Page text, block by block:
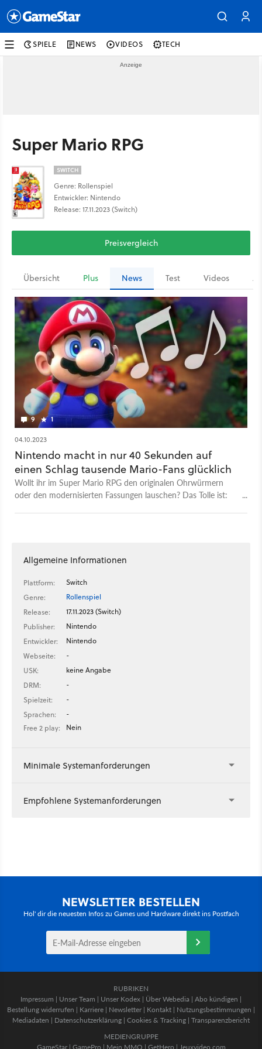
SPIELE NEWS VIDEOS TECH
Super Mario RPG
SWITCH
Genre: Rollenspiel
Entwickler: Nintendo
Release: 17.11.2023 (Switch)
Preisvergleich
Übersicht Plus News Test Videos
9 1
04.10.2023
Nintendo macht in nur 40 Sekunden auf
einen Schlag tausende Mario-Fans glücklich
Wollt ihr im Super Mario RPG den originalen Ohrwürmern
oder den modernisierten Fassungen lauschen? Das Tolle ist:
Allgemeine Informationen
Plattform:
Switch
Genre:
Rollenspiel
Release:
17.11.2023 (Switch)
Publisher:
Nintendo
Entwickler:
Nintendo
Webseite:
-
USK:
keine Angabe
DRM:
-
Spielzeit:
-
Sprachen:
-
Free 2 play:
Nein
Minimale Systemanforderungen
Empfohlene Systemanforderungen
NEWSLETTER BESTELLEN
Hol' dir die neuesten Infos zu Games und Hardware direkt ins Postfach
RUBRIKEN
Impressum | Unser Team | Unser Kodex | Über Webedia | Abo kündigen |
Bestellung widerrufen | Karriere | Newsletter | Kontakt | Nutzungsbestimmungen |
Mediadaten | Datenschutzerklärung | Cookies & Tracking | Transparenzbericht
MEDIENGRUPPE
GameStar| GamePro | Mein MMO | GetHero | Jeuxvideo.com